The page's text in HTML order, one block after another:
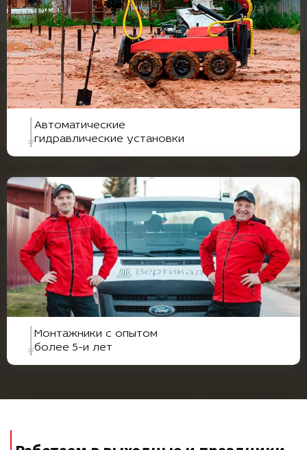
Автоматические
гидравлические установки
Монтажники с опытом
более 5-и лет